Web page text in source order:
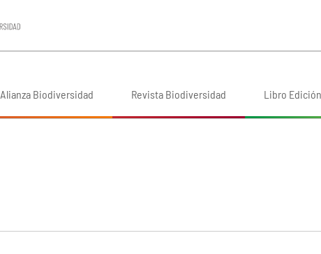
Alianza Biodiversidad Revista Biodiversidad Libro